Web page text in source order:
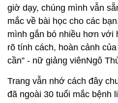
giờ dạy, chúng mình vẫn
mắc về bài học cho các
mình gắn bó nhiều hơn với
rõ tính cách, hoàn cảnh
cần” - nữ giảng viênNgô
Trang vẫn nhớ cách đây
đã ngoài 30 tuổi mắc bệnh